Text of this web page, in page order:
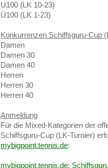
U100 (LK 10-23)
Ü100 (LK 1-23)
Konkurrenzen Schiffsguru-Cup
Damen
Damen 30
Damen 40
Herren
Herren 30
Herren 40
Anmeldung
Für die Mixed-Kategorien der
Schiffsguru-Cup (LK-Turnier)
mybigpoint.tennis.de:
mybigpoint.tennis.de: